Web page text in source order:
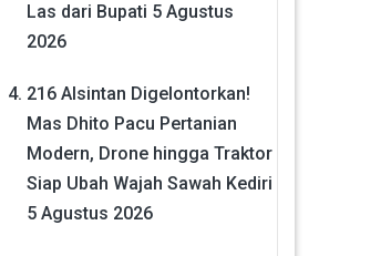
Las dari Bupati 5 Agustus
2026
216 Alsintan Digelontorkan!
Mas Dhito Pacu Pertanian
Modern, Drone hingga Traktor
Siap Ubah Wajah Sawah Kediri
5 Agustus 2026